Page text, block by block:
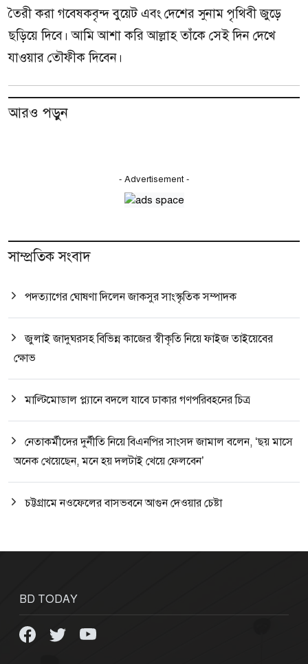
তৈরী করা গবেষকবৃন্দ বুয়েট এবং দেশের সুনাম পৃথিবী জুড়ে
ছড়িয়ে দিবে। আমি আশা করি আল্লাহ তাঁকে সেই দিন দেখে
যাওয়ার তৌফীক দিবেন।
আরও পড়ুন
- Advertisement -
সাম্প্রতিক সংবাদ
পদত্যাগের ঘোষণা দিলেন জাকসুর সাংস্কৃতিক সম্পাদক
জুলাই জাদুঘরসহ বিভিন্ন কাজের স্বীকৃতি নিয়ে ফাইজ তাইয়েবের
ক্ষোভ
মাল্টিমোডাল প্ল্যানে বদলে যাবে ঢাকার গণপরিবহনের চিত্র
নেতাকর্মীদের দুর্নীতি নিয়ে বিএনপির সাংসদ জামাল বলেন, ‘ছয় মাসে
অনেক খেয়েছেন, মনে হয় দলটাই খেয়ে ফেলবেন’
চট্টগ্রামে নওফেলের বাসভবনে আগুন দেওয়ার চেষ্টা
BD TODAY